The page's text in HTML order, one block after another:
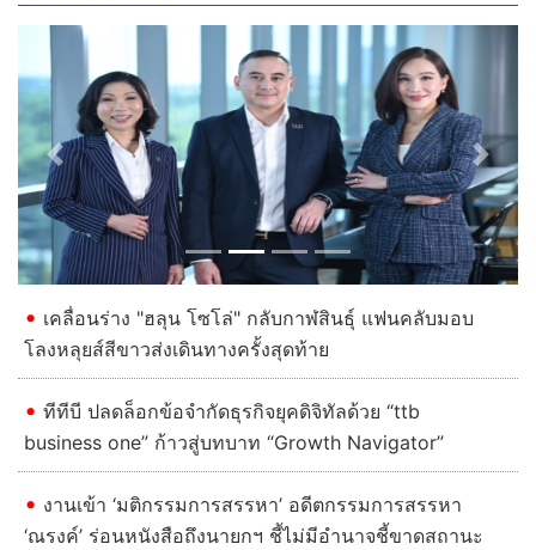
Previous Next
เคลื่อนร่าง "ฮลุน โซโล่" กลับกาฬสินธุ์ แฟนคลับมอบ
โลงหลุยส์สีขาวส่งเดินทางครั้งสุดท้าย
ทีทีบี ปลดล็อกข้อจำกัดธุรกิจยุคดิจิทัลด้วย “ttb
business one” ก้าวสู่บทบาท “Growth Navigator”
งานเข้า ‘มติกรรมการสรรหา’ อดีตกรรมการสรรหา
‘ณรงค์’ ร่อนหนังสือถึงนายกฯ ชี้ไม่มีอำนาจชี้ขาดสถานะ